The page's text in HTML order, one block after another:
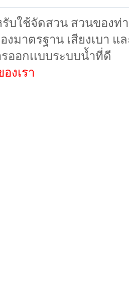
บใช้จัดสวน สวนของท่
งมาตรฐาน เสียงเบา
ออกเเบบระบบน้ำที่ดี
งเรา